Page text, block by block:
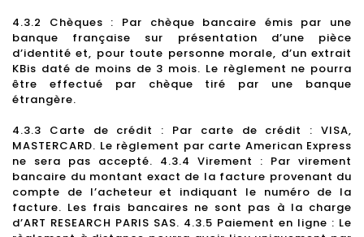
4.3.2 Chèques : Par chèque bancaire émis par une
banque française sur présentation d’une pièce
d’identité et, pour toute personne morale, d’un extrait
KBis daté de moins de 3 mois. Le règlement ne pourra
être effectué par chèque tiré par une banque
étrangère.
4.3.3 Carte de crédit : Par carte de crédit : VISA,
MASTERCARD. Le règlement par carte American Express
ne sera pas accepté. 4.3.4 Virement : Par virement
bancaire du montant exact de la facture provenant du
compte de l’acheteur et indiquant le numéro de la
facture. Les frais bancaires ne sont pas à la charge
d’ART RESEARCH PARIS SAS. 4.3.5 Paiement en ligne : Le